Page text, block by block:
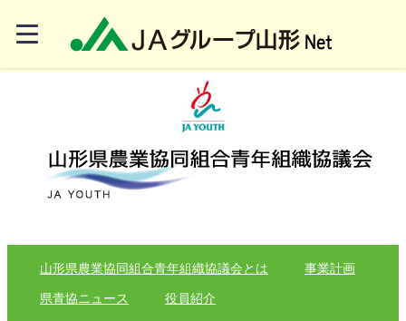
山形県農業協同組合青年組織協議会とは 事業計画
県青協ニュース 役員紹介